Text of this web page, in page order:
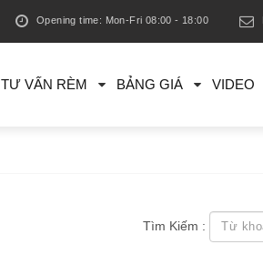
Opening time: Mon-Fri 08:00 - 18:00
TƯ VẤN RÈM BẢNG GIÁ VIDEO
Tìm Kiếm :